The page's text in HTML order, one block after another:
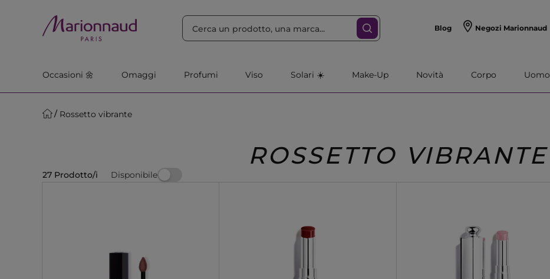
Blog Negozi Marionnaud
Occasioni 🌼 Omaggi Profumi Viso Solari ☀️ Make-Up Novità Corpo Uomo
Rossetto vibrante
ROSSETTO VIBRANTE
27 Prodotto/i Disponibile